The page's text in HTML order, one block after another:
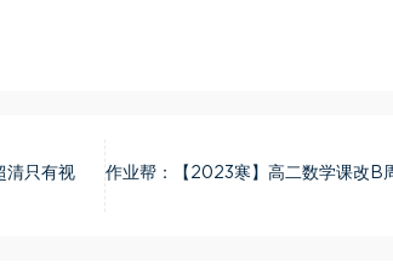
清只有视
作业帮：【2023寒】高二数学课改B